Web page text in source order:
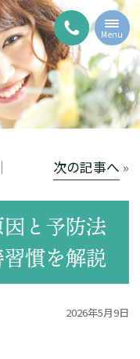
Menu
│ 次の記事へ »
と予防法
習慣を解説
2026年5月9日